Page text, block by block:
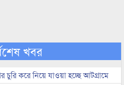
খবর
করে নিয়ে যাওয়া হচ্ছে আটগ্রামে